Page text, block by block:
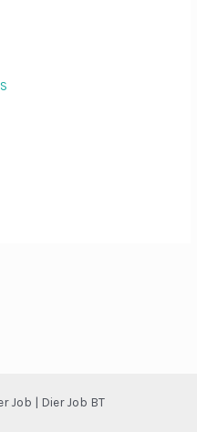
Job | Dier Job BT